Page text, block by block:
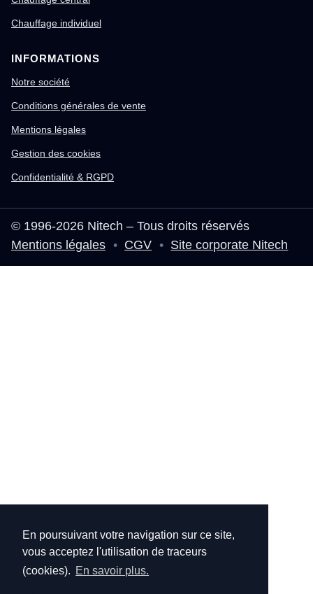
En poursuivant votre navigation sur ce site,
vous acceptez l'utilisation de traceurs
(cookies). En savoir plus.
Chauffage individuel
INFORMATIONS
Notre société
Conditions générales de vente
Mentions légales
Gestion des cookies
Confidentialité & RGPD
© 1996-2026 Nitech – Tous droits réservés
Mentions légales • CGV • Site corporate Nitech